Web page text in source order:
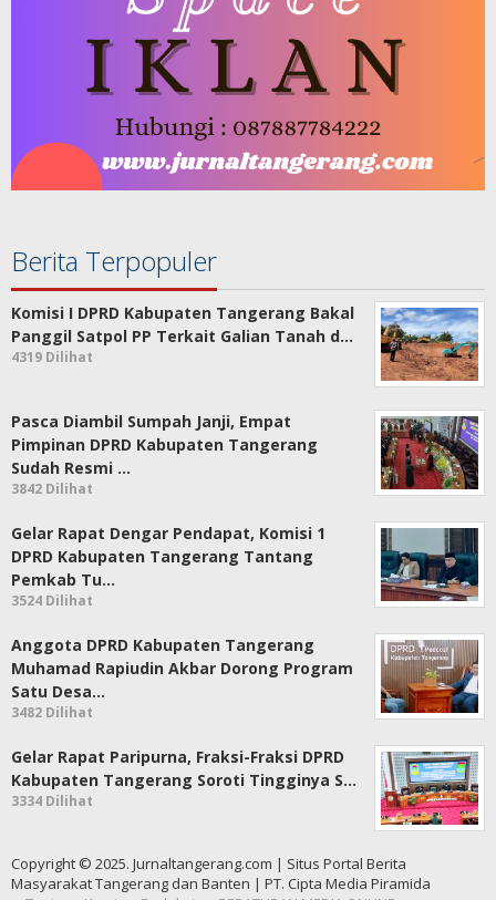
Berita Terpopuler
Komisi I DPRD Kabupaten Tangerang Bakal
Panggil Satpol PP Terkait Galian Tanah d…
4319 Dilihat
Pasca Diambil Sumpah Janji, Empat
Pimpinan DPRD Kabupaten Tangerang
Sudah Resmi …
3842 Dilihat
Gelar Rapat Dengar Pendapat, Komisi 1
DPRD Kabupaten Tangerang Tantang
Pemkab Tu…
3524 Dilihat
Anggota DPRD Kabupaten Tangerang
Muhamad Rapiudin Akbar Dorong Program
Satu Desa…
3482 Dilihat
Gelar Rapat Paripurna, Fraksi-Fraksi DPRD
Kabupaten Tangerang Soroti Tingginya S…
3334 Dilihat
Copyright © 2025. Jurnaltangerang.com | Situs Portal Berita
Masyarakat Tangerang dan Banten | PT. Cipta Media Piramida